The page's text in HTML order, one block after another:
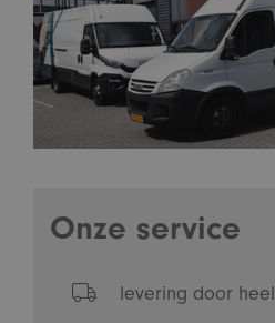
Onze service
levering door